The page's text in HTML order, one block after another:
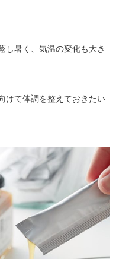
し暑く、気温の変化も大き
けて体調を整えておきたい